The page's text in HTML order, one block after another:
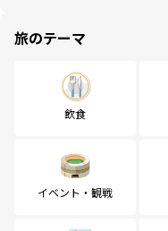
旅のテーマ
飲食
イベント・観戦